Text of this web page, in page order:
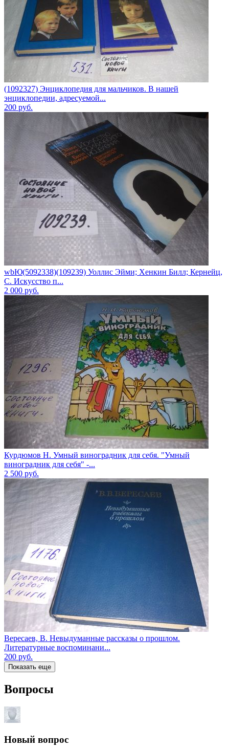
(1092327) Энциклопедия для мальчиков. В нашей
энциклопедии, адресуемой...
200 руб.
wbЮ(5092338)(109239) Уоллис Эйми; Хенкин Билл; Кернейц,
С. Искусство п...
2 000 руб.
Курдюмов Н. Умный виноградник для себя. "Умный
виноградник для себя" -...
2 500 руб.
Вересаев, В. Невыдуманные рассказы о прошлом.
Литературные воспоминани...
200 руб.
Показать еще
Вопросы
Новый вопрос